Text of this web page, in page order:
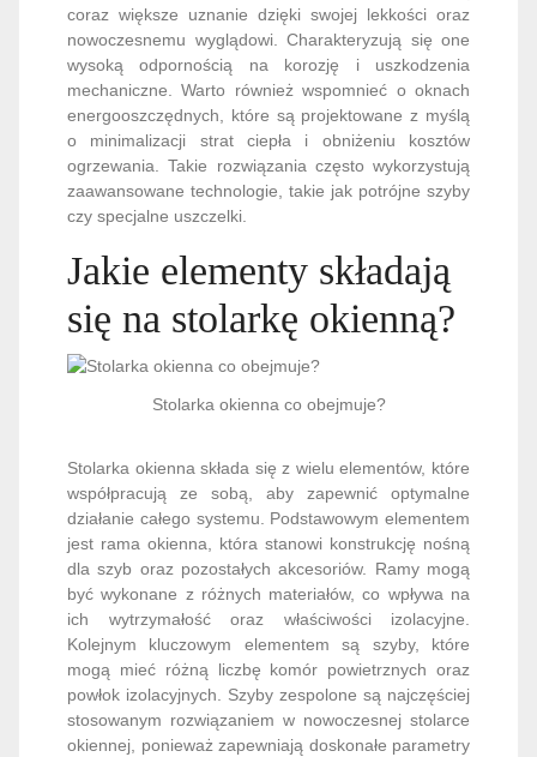
coraz większe uznanie dzięki swojej lekkości oraz
nowoczesnemu wyglądowi. Charakteryzują się one
wysoką odpornością na korozję i uszkodzenia
mechaniczne. Warto również wspomnieć o oknach
energooszczędnych, które są projektowane z myślą
o minimalizacji strat ciepła i obniżeniu kosztów
ogrzewania. Takie rozwiązania często wykorzystują
zaawansowane technologie, takie jak potrójne szyby
czy specjalne uszczelki.
Jakie elementy składają
się na stolarkę okienną?
Stolarka okienna co obejmuje?
Stolarka okienna składa się z wielu elementów, które
współpracują ze sobą, aby zapewnić optymalne
działanie całego systemu. Podstawowym elementem
jest rama okienna, która stanowi konstrukcję nośną
dla szyb oraz pozostałych akcesoriów. Ramy mogą
być wykonane z różnych materiałów, co wpływa na
ich wytrzymałość oraz właściwości izolacyjne.
Kolejnym kluczowym elementem są szyby, które
mogą mieć różną liczbę komór powietrznych oraz
powłok izolacyjnych. Szyby zespolone są najczęściej
stosowanym rozwiązaniem w nowoczesnej stolarce
okiennej, ponieważ zapewniają doskonałe parametry